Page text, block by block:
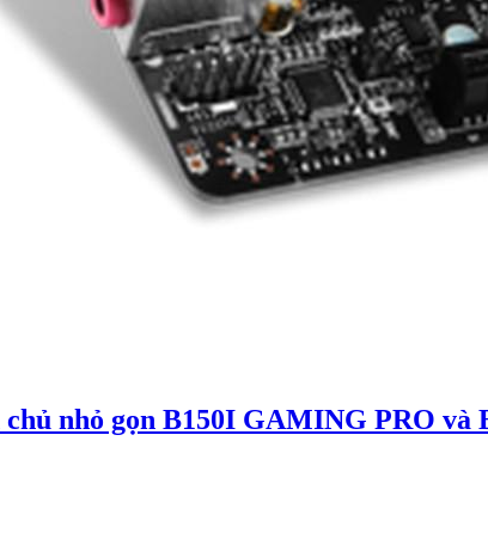
nhỏ gọn B150I GAMING PRO